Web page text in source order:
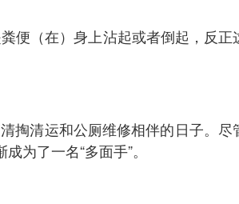
便（在）身上沾起或者倒起，反
掏清运和公厕维修相伴的日子。尽
为了一名“多面手”。